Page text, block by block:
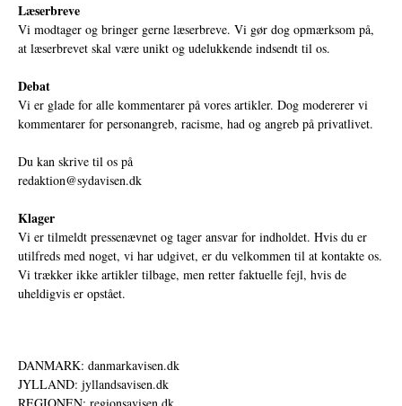
Læserbreve
Vi modtager og bringer gerne læserbreve. Vi gør dog opmærksom på,
at læserbrevet skal være unikt og udelukkende indsendt til os.
Debat
Vi er glade for alle kommentarer på vores artikler. Dog modererer vi
kommentarer for personangreb, racisme, had og angreb på privatlivet.
Du kan skrive til os på
redaktion@sydavisen.dk
Klager
Vi er tilmeldt pressenævnet og tager ansvar for indholdet. Hvis du er
utilfreds med noget, vi har udgivet, er du velkommen til at kontakte os.
Vi trækker ikke artikler tilbage, men retter faktuelle fejl, hvis de
uheldigvis er opstået.
DANMARK: danmarkavisen.dk
JYLLAND: jyllandsavisen.dk